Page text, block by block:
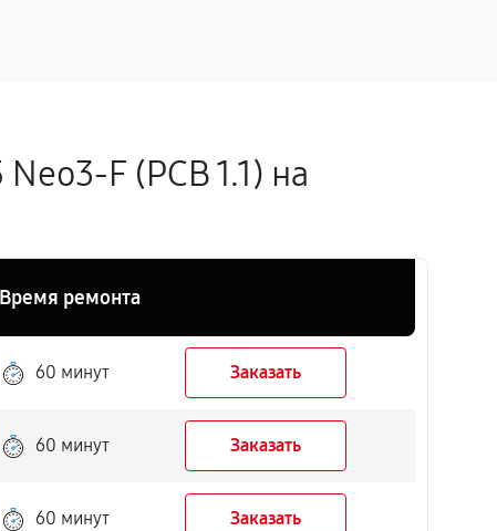
F (PCB 1.1) на
Время ремонта
60 минут Заказать
60 минут Заказать
60 минут Заказать